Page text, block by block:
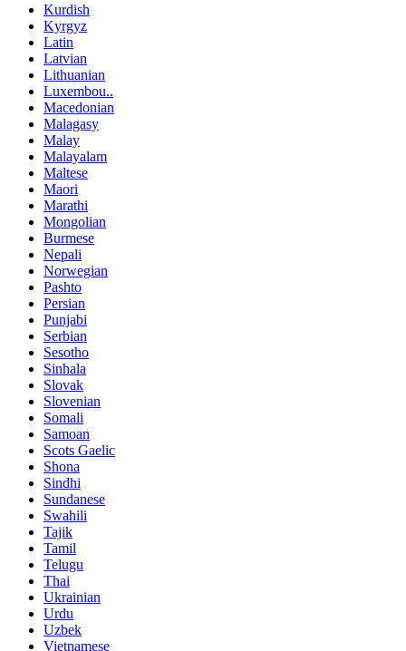
Kurdish
Kyrgyz
Latin
Latvian
Lithuanian
Luxembou..
Macedonian
Malagasy
Malay
Malayalam
Maltese
Maori
Marathi
Mongolian
Burmese
Nepali
Norwegian
Pashto
Persian
Punjabi
Serbian
Sesotho
Sinhala
Slovak
Slovenian
Somali
Samoan
Scots Gaelic
Shona
Sindhi
Sundanese
Swahili
Tajik
Tamil
Telugu
Thai
Ukrainian
Urdu
Uzbek
Vietnamese